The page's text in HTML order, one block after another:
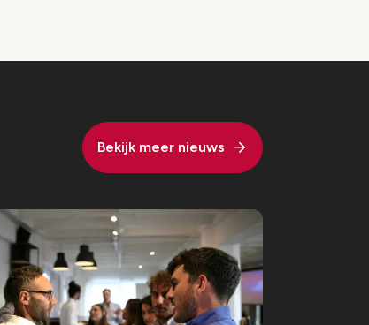
Bekijk meer nieuws